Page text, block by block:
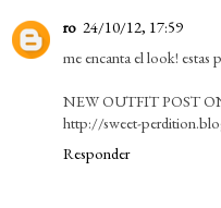
ro 24/10/12, 17:59
me encanta el look! estas
NEW OUTFIT POST
http://sweet-
Responder